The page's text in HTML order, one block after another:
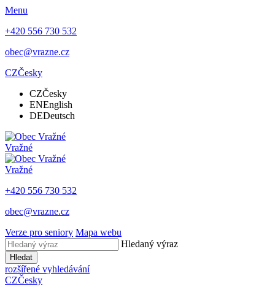
Menu
+420 556 730 532
obec@vrazne.cz
CZČesky
CZČesky
ENEnglish
DEDeutsch
Vražné
Vražné
+420 556 730 532
obec@vrazne.cz
Verze pro seniory Mapa webu
Hledaný výraz
Hledat
rozšířené vyhledávání
CZČesky